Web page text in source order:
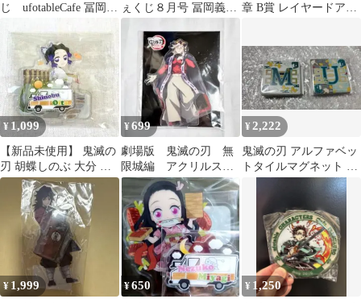
じ ufotableCafe 冨岡義 ぇくじ８月号 冨岡義勇
C賞 ペア缶バッジ２点
章 B賞 レイヤードアク
¥ 1,099
【新品未使用】 鬼滅の
刃 胡蝶しのぶ 大分 ア
クリルスタンド アクス
タ ご当地
¥699
劇場版 鬼滅の刃 無
限城編 アクリルスタ
ンド 童磨
¥2,222
鬼滅の刃 アルファベッ
トタイルマグネット 時
¥ 1,999 ¥650 ¥ 1,250